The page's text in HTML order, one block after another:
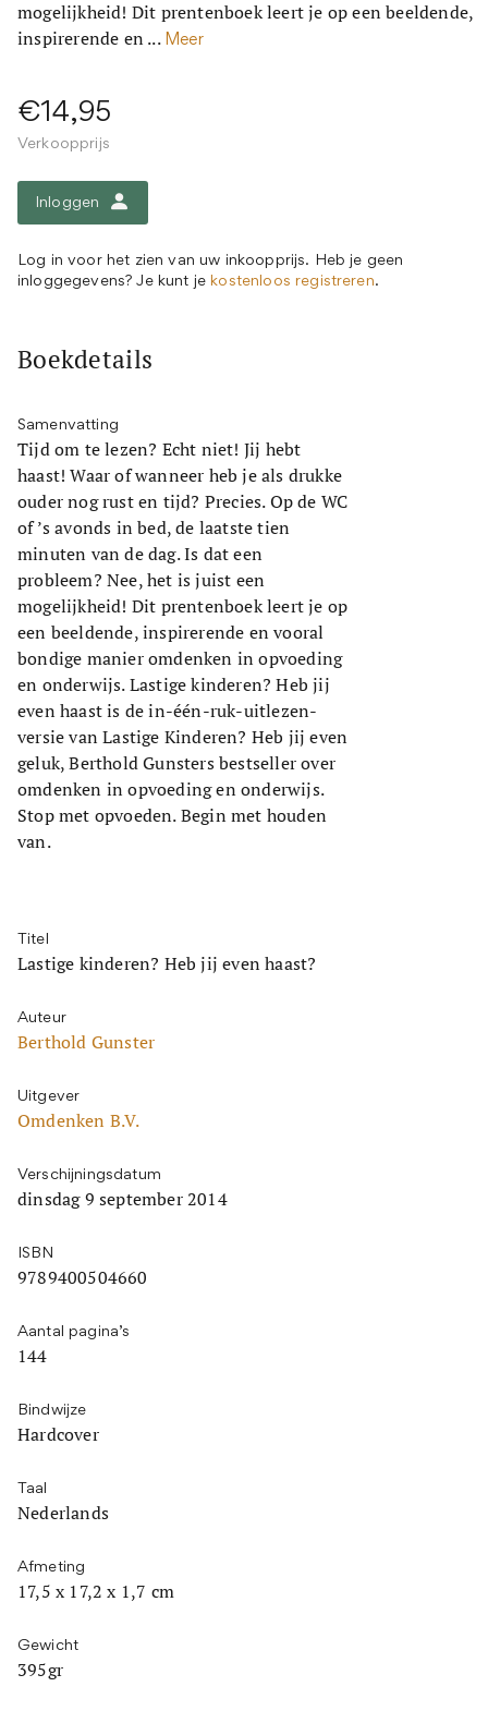
mogelijkheid! Dit prentenboek leert je op een beeldende,
inspirerende en ... Meer
€14,95
Verkoopprijs
Inloggen
Log in voor het zien van uw inkoopprijs. Heb je geen
inloggegevens? Je kunt je kostenloos registreren.
Boekdetails
Samenvatting
Tijd om te lezen? Echt niet! Jij hebt
haast! Waar of wanneer heb je als drukke
ouder nog rust en tijd? Precies. Op de WC
of ’s avonds in bed, de laatste tien
minuten van de dag. Is dat een
probleem? Nee, het is juist een
mogelijkheid! Dit prentenboek leert je op
een beeldende, inspirerende en vooral
bondige manier omdenken in opvoeding
en onderwijs. Lastige kinderen? Heb jij
even haast is de in-één-ruk-uitlezen-
versie van Lastige Kinderen? Heb jij even
geluk, Berthold Gunsters bestseller over
omdenken in opvoeding en onderwijs.
Stop met opvoeden. Begin met houden
van.
Titel
Lastige kinderen? Heb jij even haast?
Auteur
Berthold Gunster
Uitgever
Omdenken B.V.
Verschijningsdatum
dinsdag 9 september 2014
ISBN
9789400504660
Aantal pagina’s
144
Bindwijze
Hardcover
Taal
Nederlands
Afmeting
17,5 x 17,2 x 1,7 cm
Gewicht
395gr